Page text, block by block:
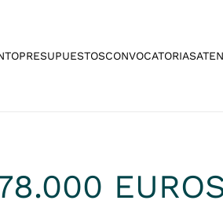
PRESUPUESTOSCONVOCATORIAS